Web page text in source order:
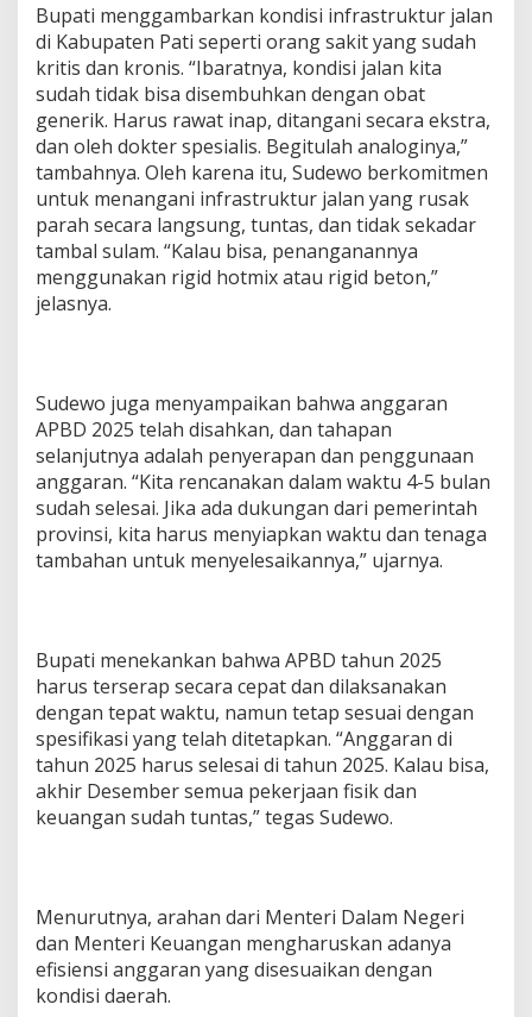
n
d
i
A
P
B
D
2
2
5
Bupati menggambarkan kondisi infrastruktur jalan
di Kabupaten Pati seperti orang sakit yang sudah
kritis dan kronis. “Ibaratnya, kondisi jalan kita
sudah tidak bisa disembuhkan dengan obat
generik. Harus rawat inap, ditangani secara ekstra,
dan oleh dokter spesialis. Begitulah analoginya,”
tambahnya. Oleh karena itu, Sudewo berkomitmen
untuk menangani infrastruktur jalan yang rusak
parah secara langsung, tuntas, dan tidak sekadar
tambal sulam. “Kalau bisa, penanganannya
menggunakan rigid hotmix atau rigid beton,”
jelasnya.
Sudewo juga menyampaikan bahwa anggaran
APBD 2025 telah disahkan, dan tahapan
selanjutnya adalah penyerapan dan penggunaan
anggaran. “Kita rencanakan dalam waktu 4-5 bulan
sudah selesai. Jika ada dukungan dari pemerintah
provinsi, kita harus menyiapkan waktu dan tenaga
tambahan untuk menyelesaikannya,” ujarnya.
Bupati menekankan bahwa APBD tahun 2025
harus terserap secara cepat dan dilaksanakan
dengan tepat waktu, namun tetap sesuai dengan
spesifikasi yang telah ditetapkan. “Anggaran di
tahun 2025 harus selesai di tahun 2025. Kalau bisa,
akhir Desember semua pekerjaan fisik dan
keuangan sudah tuntas,” tegas Sudewo.
Menurutnya, arahan dari Menteri Dalam Negeri
dan Menteri Keuangan mengharuskan adanya
efisiensi anggaran yang disesuaikan dengan
kondisi daerah.